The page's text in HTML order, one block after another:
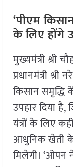
‘पीएम
के लिए होंगे
मुख्यमंत्री श्री
प्रधानमंत्री
किसान समृद्धि
उपहार दिया
यंत्रों के लिए
आधुनिक खेती के
मिलेगी। ‘ओपन